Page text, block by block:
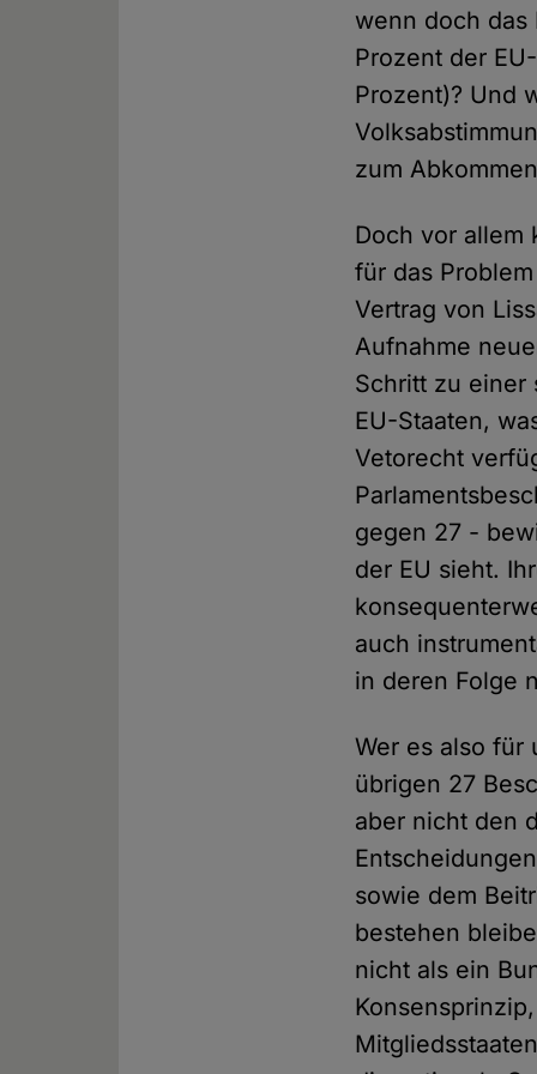
wenn doch das
Prozent der
Prozent)? Und
zum
Doch vor allem
für das
Vertrag von
Aufnahme
Schritt zu einer
EU-Staaten,
Vetorecht
gegen 27 -
der EU sieht.
auch
in deren Folge
Wer es also für
übrigen 27
aber nicht den
sowie dem
bestehen
nicht als ein